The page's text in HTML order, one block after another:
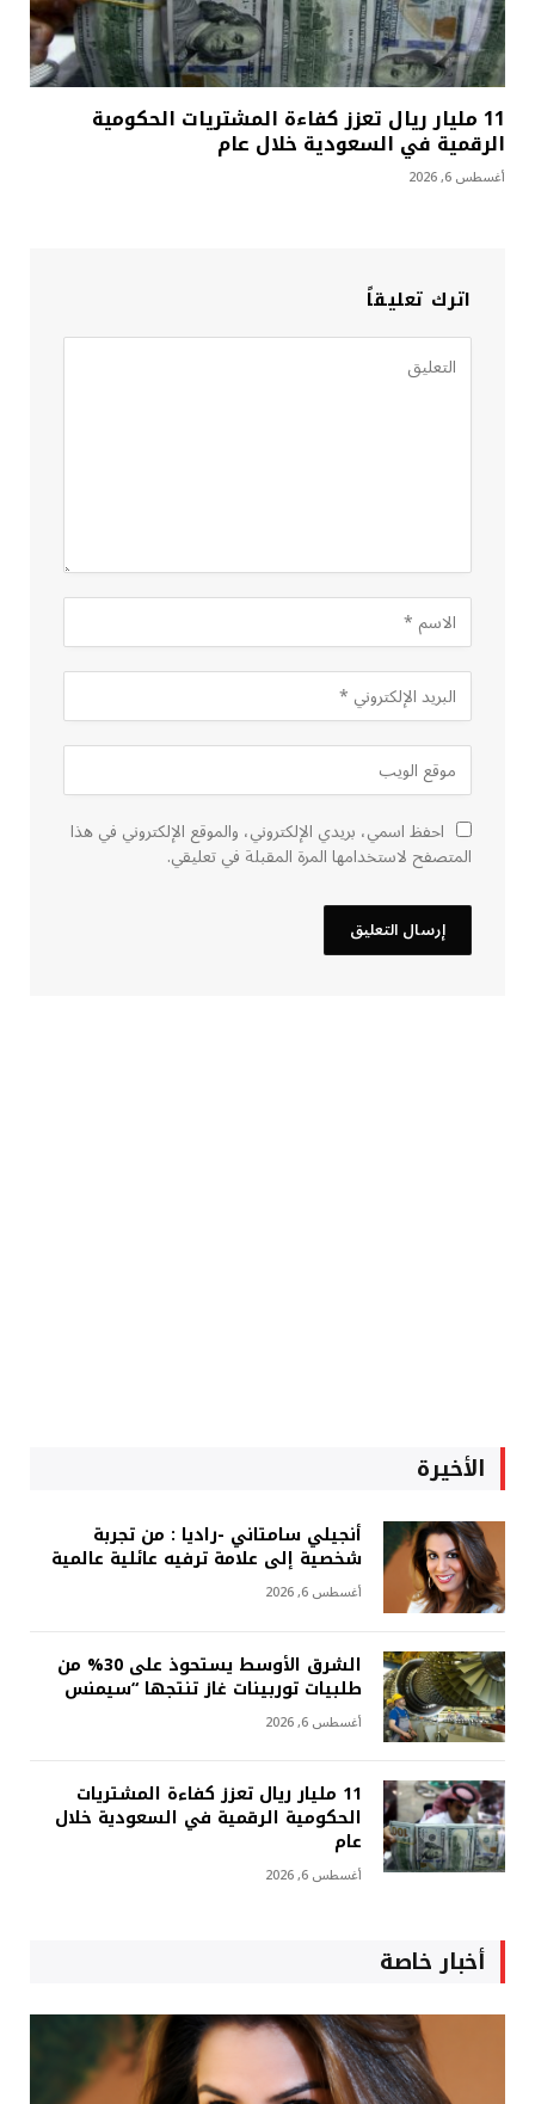
11 مليار ريال تعزز كفاءة المشتريات الحكومية
الرقمية في السعودية خلال عام
أغسطس 6, 2026
اترك تعليقاً
احفظ اسمي، بريدي الإلكتروني، والموقع الإلكتروني في هذا
المتصفح لاستخدامها المرة المقبلة في تعليقي.
الأخيرة
أنجيلي سامتاني -راديا : من تجربة
شخصية إلى علامة ترفيه عائلية عالمية
أغسطس 6, 2026
الشرق الأوسط يستحوذ على 30% من
طلبيات توربينات غاز تنتجها “سيمنس
أغسطس 6, 2026
11 مليار ريال تعزز كفاءة المشتريات
الحكومية الرقمية في السعودية خلال
عام
أغسطس 6, 2026
أخبار خاصة